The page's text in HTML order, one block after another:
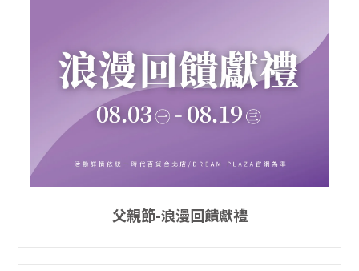
父親節-浪漫回饋獻禮